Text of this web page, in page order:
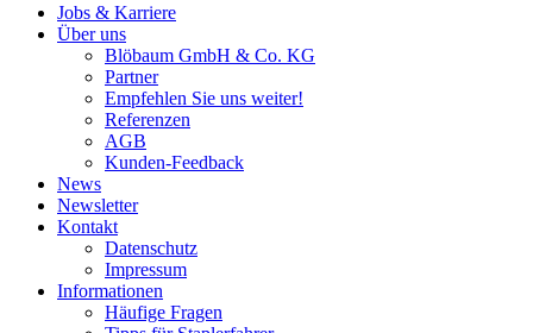
Jobs & Karriere
Über uns
Blöbaum GmbH & Co. KG
Partner
Empfehlen Sie uns weiter!
Referenzen
AGB
Kunden-Feedback
News
Newsletter
Kontakt
Datenschutz
Impressum
Informationen
Häufige Fragen